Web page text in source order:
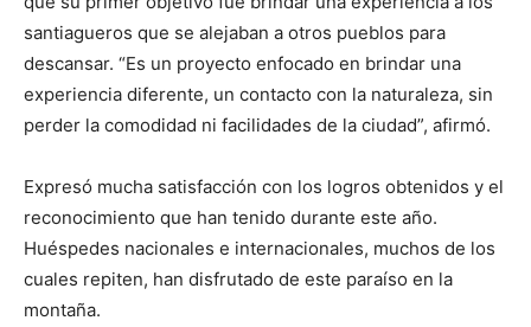
santiagueros que se alejaban a otros pueblos para
descansar. “Es un proyecto enfocado en brindar una
experiencia diferente, un contacto con la naturaleza, sin
perder la comodidad ni facilidades de la ciudad”, afirmó.
Expresó mucha satisfacción con los logros obtenidos y el
reconocimiento que han tenido durante este año.
Huéspedes nacionales e internacionales, muchos de los
cuales repiten, han disfrutado de este paraíso en la
montaña.